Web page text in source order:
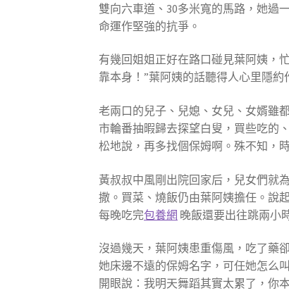
雙向六車道、30多米寬的馬路，她過
命運作堅強的抗爭。
有幾回姐姐正好在路口碰見葉阿姨，
靠本身！”葉阿姨的話聽得人心里隱約
老兩口的兒子、兒媳、女兒、女婿雖
市輪番抽暇歸去探望白叟，買些吃的
松地說，再多找個保姆啊。殊不知，
黃叔叔中風剛出院回家后，兒女們就
撒。買菜、燒飯仍由葉阿姨擔任。說
每晚吃完包養網 晚飯還要出往跳兩小
沒過幾天，葉阿姨患重傷風，吃了藥
她床邊不遠的保姆名字，可任她怎么
開眼說：我明天舞蹈其實太累了，你